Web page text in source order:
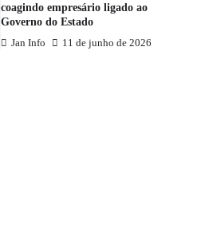
coagindo empresário ligado ao
Governo do Estado
Jan Info 11 de junho de 2026